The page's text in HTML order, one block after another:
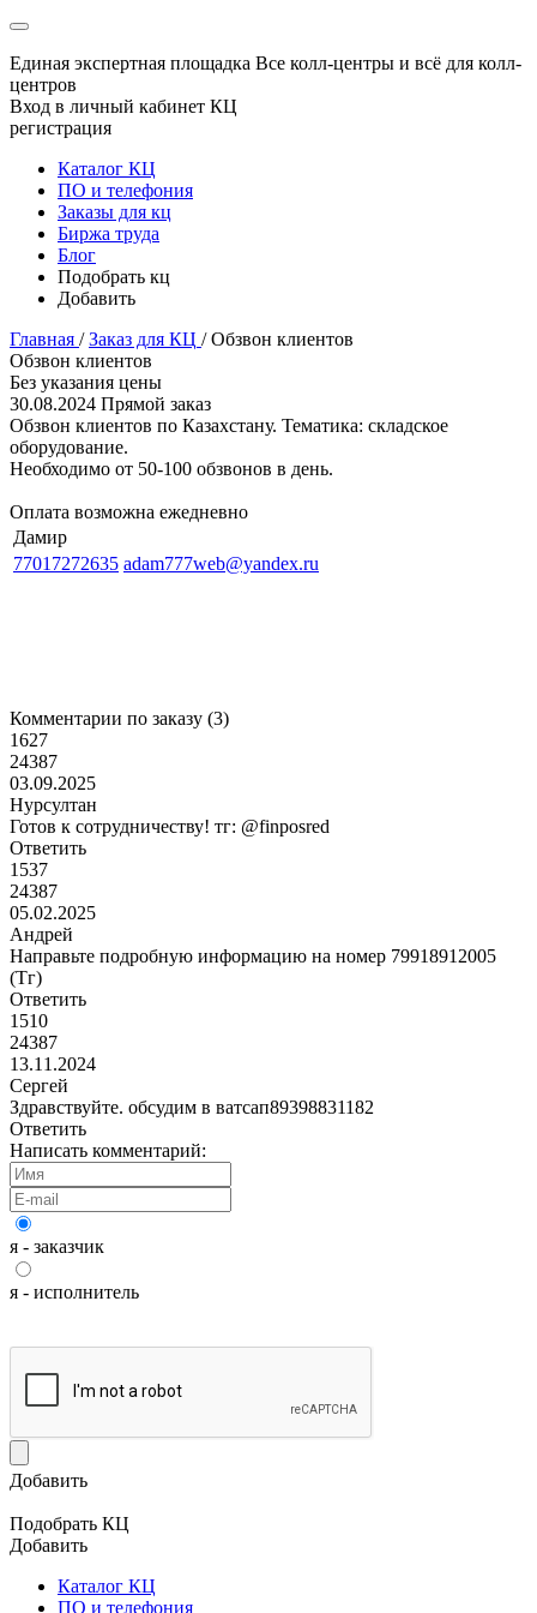
Единая экспертная площадка Все колл-центры и всё для колл-
центров
Вход в личный кабинет КЦ
регистрация
Каталог КЦ
ПО и телефония
Заказы для кц
Биржа труда
Блог
Подобрать кц
Добавить
Главная / Заказ для КЦ / Обзвон клиентов
Обзвон клиентов
Без указания цены
30.08.2024 Прямой заказ
Обзвон клиентов по Казахстану. Тематика: складское
оборудование.
Необходимо от 50-100 обзвонов в день.
Оплата возможна ежедневно
Дамир
77017272635 adam777web@yandex.ru
Комментарии по заказу (3)
1627
24387
03.09.2025
Нурсултан
Готов к сотрудничеству! тг: @finposred
Ответить
1537
24387
05.02.2025
Андрей
Направьте подробную информацию на номер 79918912005
(Тг)
Ответить
1510
24387
13.11.2024
Сергей
Здравствуйте. обсудим в ватсап89398831182
Ответить
Написать комментарий:
я - заказчик
я - исполнитель
Добавить
Подобрать КЦ
Добавить
Каталог КЦ
ПО и телефония